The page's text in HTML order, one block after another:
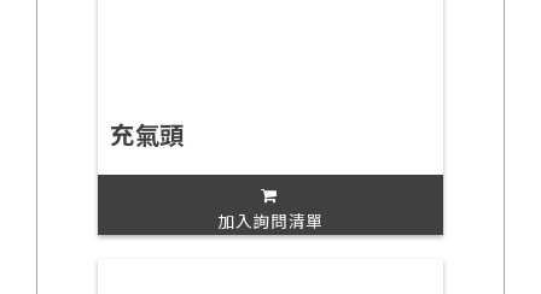
充氣頭
加入詢問清單